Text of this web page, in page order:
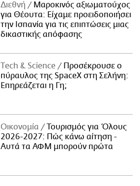
Διεθνή
Μαροκινός αξιωματούχος
για Θέουτα: Είχαμε προειδοποιήσει
την Ισπανία για τις επιπτώσεις μιας
δικαστικής απόφασης
Τech & Science
Προσέκρουσε ο
πύραυλος της SpaceX στη Σελήνη:
Επηρεάζεται η Γη;
Οικονομία
Τουρισμός για Όλους
2026-2027: Πώς κάνω αίτηση -
Αυτά τα ΑΦΜ μπορούν πρώτα